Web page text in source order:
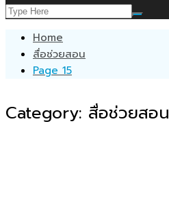
Home
สื่อช่วยสอน
Page 15
Category: สื่อช่วยสอน